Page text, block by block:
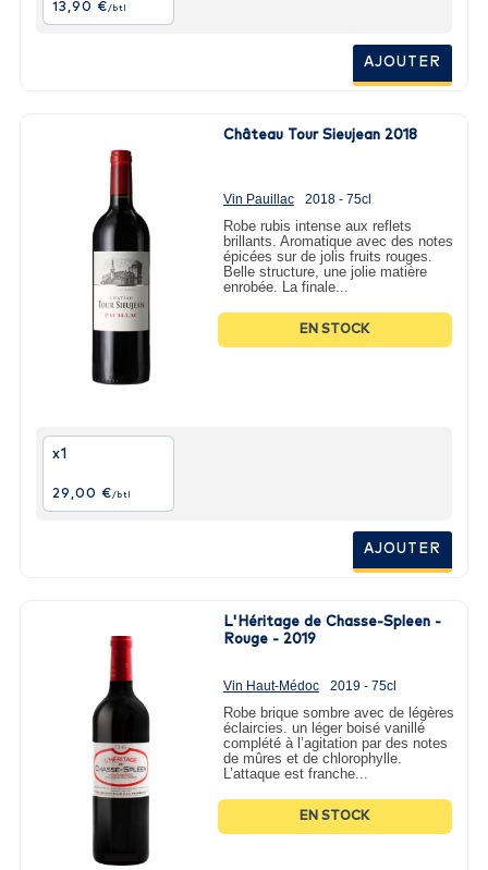
13,90 €/btl
AJOUTER
Château Tour Sieujean 2018
Vin Pauillac 2018 - 75cl
Robe rubis intense aux reflets
brillants. Aromatique avec des notes
épicées sur de jolis fruits rouges.
Belle structure, une jolie matière
enrobée. La finale...
EN STOCK
x1
29,00 €/btl
AJOUTER
L'Héritage de Chasse-Spleen -
Rouge - 2019
Vin Haut-Médoc 2019 - 75cl
Robe brique sombre avec de légères
éclaircies. un léger boisé vanillé
complété à l’agitation par des notes
de mûres et de chlorophylle.
L’attaque est franche...
EN STOCK